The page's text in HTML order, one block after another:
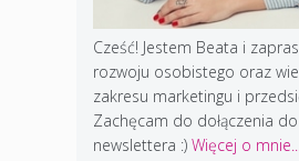
Cześć! Jestem Beata i
rozwoju osobistego oraz
zakresu marketingu i
Zachęcam do dołączenia do
newslettera :) Więcej o mnie...